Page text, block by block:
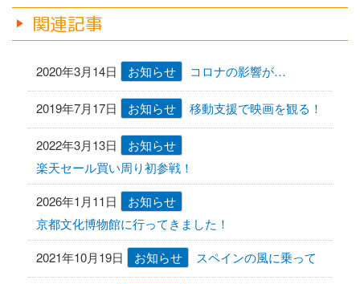
k
ゲ
ー
ョ
関連記事
2020年3月14日 お知らせ コロナの影響が…
2019年7月17日 お知らせ 移動支援で映画を観る！
2022年3月13日
お知らせ
楽天セール買い周り初参戦！
2026年1月11日
お知らせ
京都文化博物館に行ってきました！
2021年10月19日
お知らせ スペインの風に乗って